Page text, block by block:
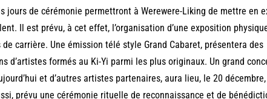
jours de cérémonie permettront à Werewere-Liking de mettre en
Il est prévu, à cet effet, l’organisation d’une exposition
de carrière. Une émission télé style Grand Cabaret, présentera des
d’artistes formés au Ki-Yi parmi les plus originaux. Un grand
et d’autres artistes partenaires, aura lieu, le 20
prévu une cérémonie rituelle de reconnaissance et de